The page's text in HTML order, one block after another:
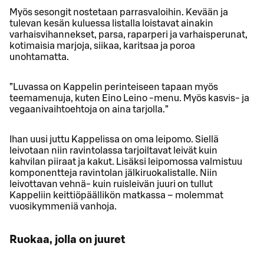
Myös sesongit nostetaan parrasvaloihin. Kevään ja
tulevan kesän kuluessa listalla loistavat ainakin
varhaisvihannekset, parsa, raparperi ja varhaisperunat,
kotimaisia marjoja, siikaa, karitsaa ja poroa
unohtamatta.
”Luvassa on Kappelin perinteiseen tapaan myös
teemamenuja, kuten Eino Leino -menu. Myös kasvis- ja
vegaanivaihtoehtoja on aina tarjolla.”
Ihan uusi juttu Kappelissa on oma leipomo. Siellä
leivotaan niin ravintolassa tarjoiltavat leivät kuin
kahvilan piiraat ja kakut. Lisäksi leipomossa valmistuu
komponentteja ravintolan jälkiruokalistalle. Niin
leivottavan vehnä- kuin ruisleivän juuri on tullut
Kappeliin keittiöpäällikön matkassa – molemmat
vuosikymmeniä vanhoja.
Ruokaa, jolla on juuret